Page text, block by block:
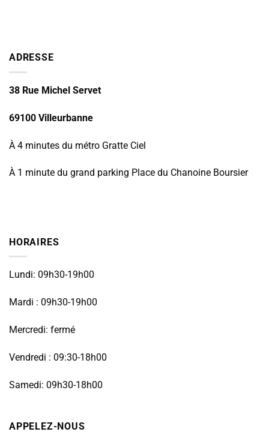
ADRESSE
38 Rue Michel Servet
69100 Villeurbanne
À 4 minutes du métro Gratte Ciel
À 1 minute du grand parking Place du Chanoine Boursier
HORAIRES
Lundi: 09h30-19h00
Mardi : 09h30-19h00
Mercredi: fermé
Vendredi : 09:30-18h00
Samedi: 09h30-18h00
APPELEZ-NOUS